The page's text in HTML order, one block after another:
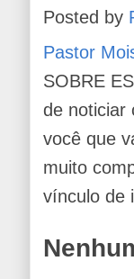
Posted by
Pastor
SOBRE
de noticiar
você que
muito
vínculo de